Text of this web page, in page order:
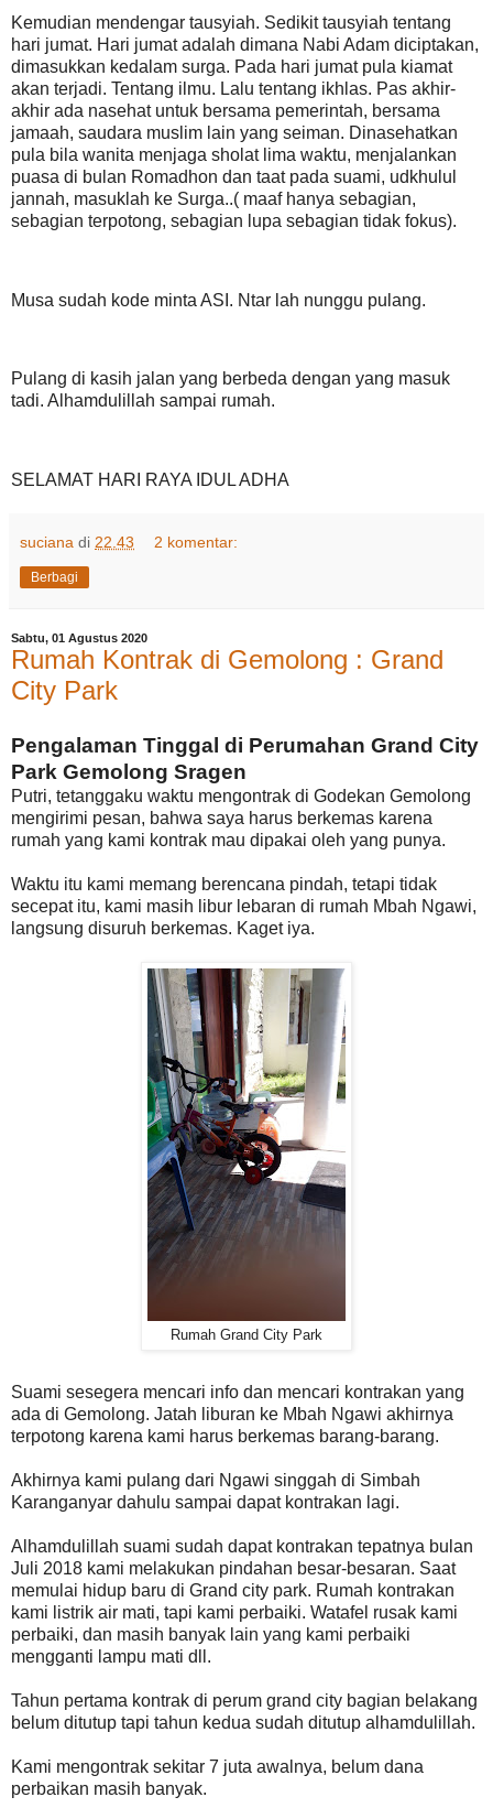
Kemudian mendengar tausyiah. Sedikit tausyiah tentang
hari jumat. Hari jumat adalah dimana Nabi Adam diciptakan,
dimasukkan kedalam surga. Pada hari jumat pula kiamat
akan terjadi. Tentang ilmu. Lalu tentang ikhlas. Pas akhir-
akhir ada nasehat untuk bersama pemerintah, bersama
jamaah, saudara muslim lain yang seiman. Dinasehatkan
pula bila wanita menjaga sholat lima waktu, menjalankan
puasa di bulan Romadhon dan taat pada suami, udkhulul
jannah, masuklah ke Surga..( maaf hanya sebagian,
sebagian terpotong, sebagian lupa sebagian tidak fokus).
Musa sudah kode minta ASI. Ntar lah nunggu pulang.
Pulang di kasih jalan yang berbeda dengan yang masuk
tadi. Alhamdulillah sampai rumah.
SELAMAT HARI RAYA IDUL ADHA
suciana di 22.43 2 komentar:
Berbagi
Sabtu, 01 Agustus 2020
Rumah Kontrak di Gemolong : Grand
City Park
Pengalaman Tinggal di Perumahan Grand City
Park Gemolong Sragen
Putri, tetanggaku waktu mengontrak di Godekan Gemolong
mengirimi pesan, bahwa saya harus berkemas karena
rumah yang kami kontrak mau dipakai oleh yang punya.
Waktu itu kami memang berencana pindah, tetapi tidak
secepat itu, kami masih libur lebaran di rumah Mbah Ngawi,
langsung disuruh berkemas. Kaget iya.
Rumah Grand City Park
Suami sesegera mencari info dan mencari kontrakan yang
ada di Gemolong. Jatah liburan ke Mbah Ngawi akhirnya
terpotong karena kami harus berkemas barang-barang.
Akhirnya kami pulang dari Ngawi singgah di Simbah
Karanganyar dahulu sampai dapat kontrakan lagi.
Alhamdulillah suami sudah dapat kontrakan tepatnya bulan
Juli 2018 kami melakukan pindahan besar-besaran. Saat
memulai hidup baru di Grand city park. Rumah kontrakan
kami listrik air mati, tapi kami perbaiki. Watafel rusak kami
perbaiki, dan masih banyak lain yang kami perbaiki
mengganti lampu mati dll.
Tahun pertama kontrak di perum grand city bagian belakang
belum ditutup tapi tahun kedua sudah ditutup alhamdulillah.
Kami mengontrak sekitar 7 juta awalnya, belum dana
perbaikan masih banyak.